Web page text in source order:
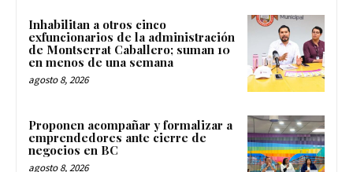
Inhabilitan a otros cinco
exfuncionarios de la administración
de Montserrat Caballero; suman 10
en menos de una semana
agosto 8, 2026
Proponen acompañar y formalizar a
emprendedores ante cierre de
negocios en BC
agosto 8, 2026